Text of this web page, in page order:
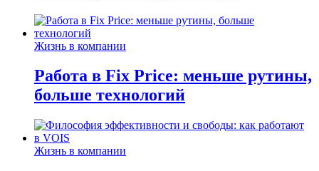
Жизнь в компании
Работа в Fix Price: меньше рутины,
больше технологий
Жизнь в компании